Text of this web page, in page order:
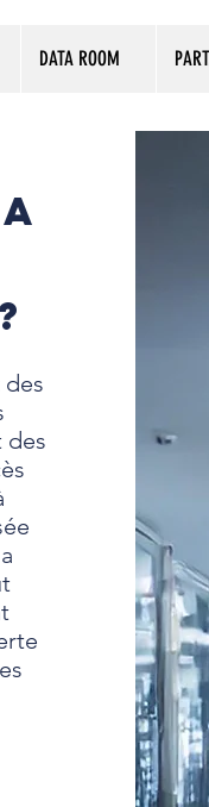
DATA ROOM
des